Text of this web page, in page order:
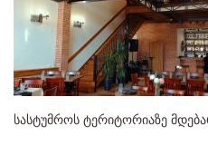
სასტუმროს ტერიტორიაზე